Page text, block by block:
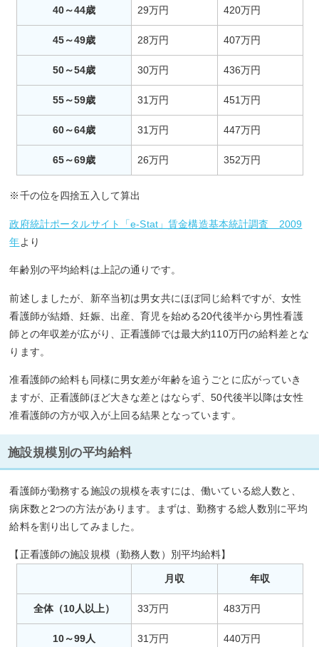
40～44歳 29万円 420万円
45～49歳 28万円 407万円
50～54歳 30万円 436万円
55～59歳 31万円 451万円
60～64歳 31万円 447万円
65～69歳 26万円 352万円
※千の位を四捨五入して算出
政府統計ポータルサイト「e-Stat」賃金構造基本統計調査 2009
年より
年齢別の平均給料は上記の通りです。
前述しましたが、新卒当初は男女共にほぼ同じ給料ですが、女性
看護師が結婚、妊娠、出産、育児を始める20代後半から男性看護
師との年収差が広がり、正看護師では最大約110万円の給料差とな
ります。
准看護師の給料も同様に男女差が年齢を追うごとに広がっていき
ますが、正看護師ほど大きな差とはならず、50代後半以降は女性
准看護師の方が収入が上回る結果となっています。
施設規模別の平均給料
看護師が勤務する施設の規模を表すには、働いている総人数と、
病床数と2つの方法があります。まずは、勤務する総人数別に平均
給料を割り出してみました。
【正看護師の施設規模（勤務人数）別平均給料】
月収 年収
全体（10人以上） 33万円 483万円
10～99人 31万円 440万円